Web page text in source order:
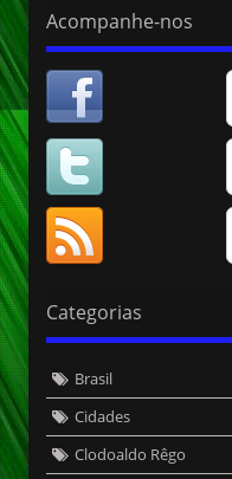
Acompanhe-nos
Categorias
Brasil
Cidades
Clodoaldo Rêgo